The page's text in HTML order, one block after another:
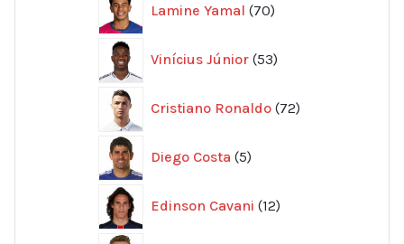
Lamine Yamal 70
produkter
Vinícius Júnior 53
produkter
Cristiano Ronaldo 72
produkter
Diego Costa 5
produkter
Edinson Cavani 12
produkter